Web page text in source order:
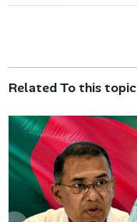
Related To this topic